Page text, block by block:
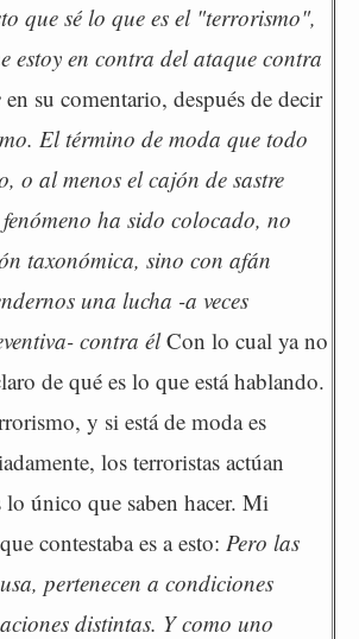
que sé lo que es el "terrorismo",
estoy en contra del ataque contra
en su comentario, después de decir
El término de moda que todo
o al menos el cajón de sastre
ha sido colocado, no
taxonómica, sino con afán
una lucha -a veces
contra élCon lo cual ya no
de qué es lo que está hablando.
y si está de moda es
los terroristas actúan
lo único que saben hacer. Mi
contestaba es a esto: Pero las
pertenecen a condiciones
distintas. Y como uno